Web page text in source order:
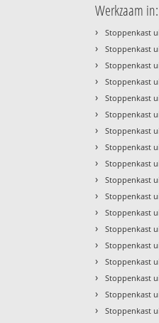
Werkzaam in:
› Stoppenkast
› Stoppenkast
› Stoppenkast
› Stoppenkast
› Stoppenkast
› Stoppenkast
› Stoppenkast
› Stoppenkast
› Stoppenkast
› Stoppenkast
› Stoppenkast
› Stoppenkast
› Stoppenkast
› Stoppenkast
› Stoppenkast
› Stoppenkast
› Stoppenkast
› Stoppenkast